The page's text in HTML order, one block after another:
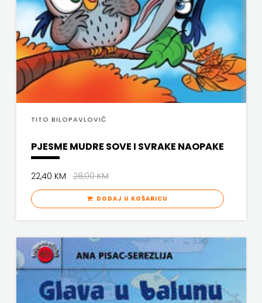
TITO BILOPAVLOVIĆ
PJESME MUDRE SOVE I SVRAKE NAOPAKE
22,40 KM28,00 KM
DODAJ U KOŠARICU